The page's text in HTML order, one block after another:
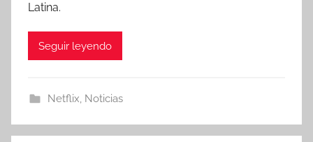
Latina.
Seguir leyendo
Netflix, Noticias